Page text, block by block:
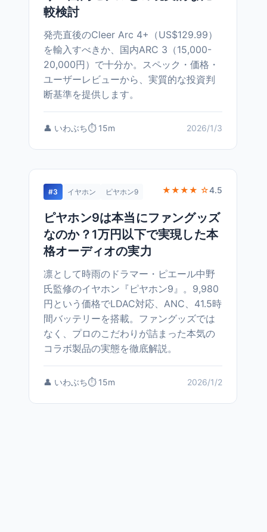
較検討
発売直後のCleer Arc 4+（US$129.99）
を輸入すべきか、国内ARC 3（15,000-
20,000円）で十分か。スペック・価格・
ユーザーレビューから、実質的な投資判
断基準を提供します。
👤 いわぶち⏱️ 15m 2026/1/3
#3 イヤホン ピヤホン9 ★★★★ ☆4.5
ピヤホン9は本当にファングッズ
なのか？1万円以下で実現した本
格オーディオの実力
凛として時雨のドラマー・ピエール中野
氏監修のイヤホン『ピヤホン9』。9,980
円という価格でLDAC対応、ANC、41.5時
間バッテリーを搭載。ファングッズでは
なく、プロのこだわりが詰まった本気の
コラボ製品の実態を徹底解説。
👤 いわぶち⏱️ 15m 2026/1/2